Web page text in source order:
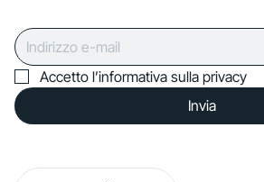
Accetto l’informativa sulla privacy
Invia